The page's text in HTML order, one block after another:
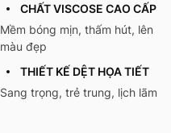
CHẤT VISCOSE CAO CẤP
Mềm bóng mịn, thấm hút, lên
màu đẹp
THIẾT KẾ DỆT HỌA TIẾT
Sang trọng, trẻ trung, lịch lãm